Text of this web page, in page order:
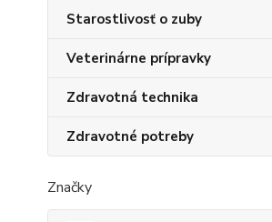
Starostlivosť o zuby
Veterinárne prípravky
Zdravotná technika
Zdravotné potreby
Značky